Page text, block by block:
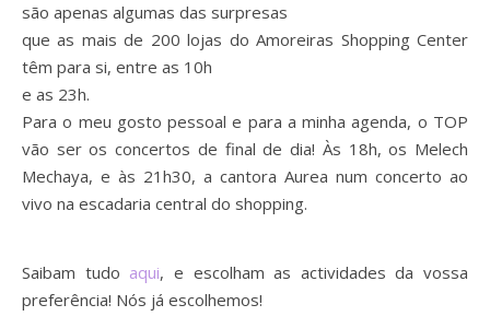
são apenas algumas das surpresas
que as mais de 200 lojas do Amoreiras Shopping Center
têm para si, entre as 10h
e as 23h.
Para o meu gosto pessoal e para a minha agenda, o TOP
vão ser os concertos de final de dia! Às 18h, os Melech
Mechaya, e às 21h30, a cantora Aurea num concerto ao
vivo na escadaria central do shopping.
Saibam tudo aqui, e escolham as actividades da vossa
preferência! Nós já escolhemos!